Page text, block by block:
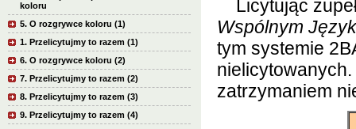
koloru
5. O rozgrywce koloru (1)
1. Przelicytujmy to razem (1)
6. O rozgrywce koloru (2)
7. Przelicytujmy to razem (2)
8. Przelicytujmy to razem (3)
9. Przelicytujmy to razem (4)
Licytując
Wspólnym
tym systemie
zatrzymaniem